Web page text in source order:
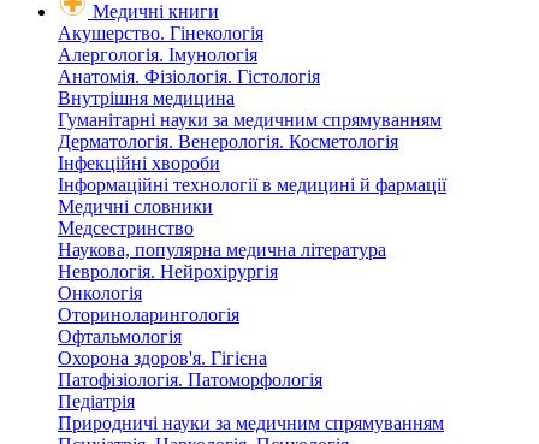
Медичні книги
Акушерство. Гінекологія
Алергологія. Імунологія
Анатомія. Фізіологія. Гістологія
Внутрішня медицина
Гуманітарні науки за медичним спрямуванням
Дерматологія. Венерологія. Косметологія
Інфекційні хвороби
Інформаційні технології в медицині й фармації
Медичні словники
Медсестринство
Наукова, популярна медична література
Неврологія. Нейрохірургія
Онкологія
Оториноларингологія
Офтальмологія
Охорона здоров'я. Гігієна
Патофізіологія. Патоморфологія
Педіатрія
Природничі науки за медичним спрямуванням